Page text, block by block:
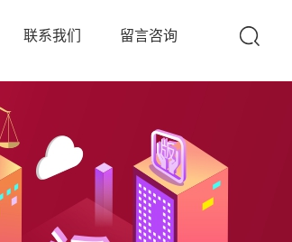
联系我们 留言咨询